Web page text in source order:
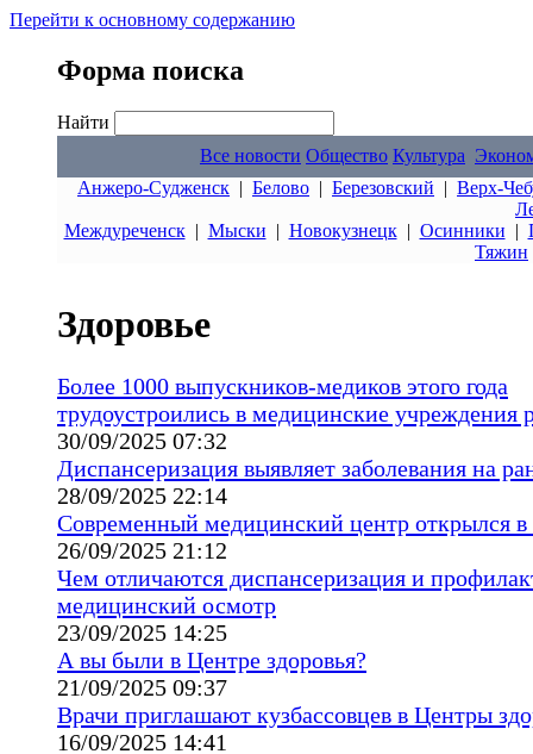
Перейти к основному содержанию
Форма поиска
Найти
Все новости Общество Культура
Анжеро-Судженск | Белово | Березовский | Верх-
Междуреченск| Мыски | Новокузнецк| Осинники |
Тяжин
Здоровье
Более 1000 выпускников-медиков этого года
трудоустроились в медицинские учреждения
30/09/2025 07:32
Диспансеризация выявляет заболевания на
28/09/2025 22:14
Современный медицинский центр открылся в
26/09/2025 21:12
Чем отличаются диспансеризация и
медицинский осмотр
23/09/2025 14:25
А вы были в Центре здоровья?
21/09/2025 09:37
Врачи приглашают кузбассовцев в Центры
16/09/2025 14:41